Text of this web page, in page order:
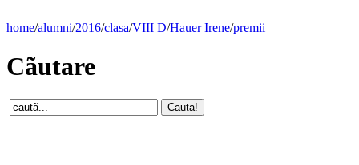
home/alumni/2016/clasa/VIII D/Hauer Irene/premii
Cãutare